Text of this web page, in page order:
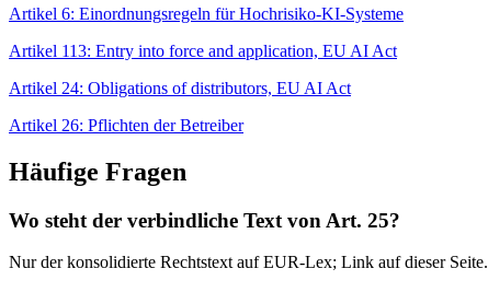
Artikel 6: Einordnungsregeln für Hochrisiko-KI-Systeme
Artikel 113: Entry into force and application, EU AI Act
Artikel 24: Obligations of distributors, EU AI Act
Artikel 26: Pflichten der Betreiber
Häufige Fragen
Wo steht der verbindliche Text von Art. 25?
Nur der konsolidierte Rechtstext auf EUR-Lex; Link auf dieser Seite.